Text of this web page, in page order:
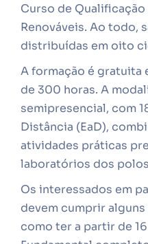
Curso de Qualificação
Renováveis. Ao todo,
distribuídas em oito
A formação é gratuita
de 300 horas. A
semipresencial, com
Distância (EaD),
atividades práticas
laboratórios dos
Os interessados em
devem cumprir
como ter a partir de